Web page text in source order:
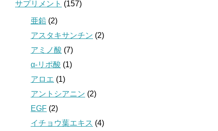
サプリメント (157)
亜鉛 (2)
アスタキサンチン (2)
アミノ酸 (7)
α-リポ酸 (1)
アロエ (1)
アントシアニン (2)
EGF (2)
イチョウ葉エキス (4)